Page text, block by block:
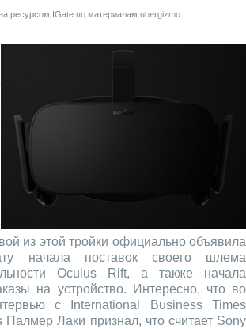
ресурсом IGate по материалам ubergizmo
из этой тройки официально объявила
начала поставок своего шлема
Oculus Rift, а также начала
на устройство. Интересно, что во
с International Business Times
Палмер Лаки признал, что считает Sony